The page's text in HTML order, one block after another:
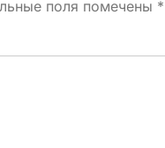
поля помечены *